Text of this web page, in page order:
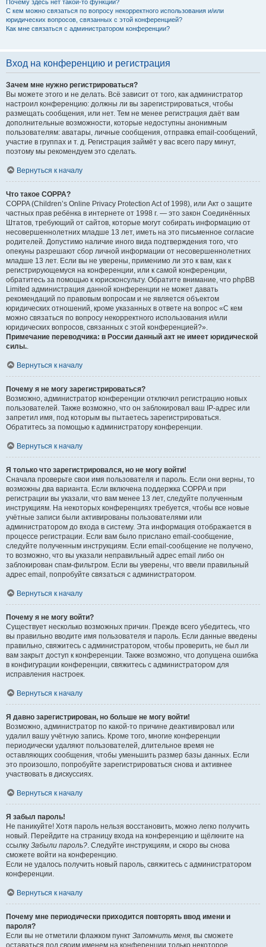
Почему здесь нет такой-то функции?
С кем можно связаться по вопросу некорректного использования и/или
юридических вопросов, связанных с этой конференцией?
Как мне связаться с администратором конференции?
Вход на конференцию и регистрация
Зачем мне нужно регистрироваться?
Вы можете этого и не делать. Всё зависит от того, как администратор
настроил конференцию: должны ли вы зарегистрироваться, чтобы
размещать сообщения, или нет. Тем не менее регистрация даёт вам
дополнительные возможности, которые недоступны анонимным
пользователям: аватары, личные сообщения, отправка email-сообщений,
участие в группах и т. д. Регистрация займёт у вас всего пару минут,
поэтому мы рекомендуем это сделать.
Вернуться к началу
Что такое COPPA?
COPPA (Children’s Online Privacy Protection Act of 1998), или Акт о защите
частных прав ребёнка в интернете от 1998 г. — это закон Соединённых
Штатов, требующий от сайтов, которые могут собирать информацию от
несовершеннолетних младше 13 лет, иметь на это письменное согласие
родителей. Допустимо наличие иного вида подтверждения того, что
опекуны разрешают сбор личной информации от несовершеннолетних
младше 13 лет. Если вы не уверены, применимо ли это к вам, как к
регистрирующемуся на конференции, или к самой конференции,
обратитесь за помощью к юрисконсульту. Обратите внимание, что phpBB
Limited администрация данной конференции не может давать
рекомендаций по правовым вопросам и не является объектом
юридических отношений, кроме указанных в ответе на вопрос «С кем
можно связаться по вопросу некорректного использования и/или
юридических вопросов, связанных с этой конференцией?».
Примечание переводчика: в России данный акт не имеет юридической
силы..
Вернуться к началу
Почему я не могу зарегистрироваться?
Возможно, администратор конференции отключил регистрацию новых
пользователей. Также возможно, что он заблокировал ваш IP-адрес или
запретил имя, под которым вы пытаетесь зарегистрироваться.
Обратитесь за помощью к администратору конференции.
Вернуться к началу
Я только что зарегистрировался, но не могу войти!
Сначала проверьте свои имя пользователя и пароль. Если они верны, то
возможны два варианта. Если включена поддержка COPPA и при
регистрации вы указали, что вам менее 13 лет, следуйте полученным
инструкциям. На некоторых конференциях требуется, чтобы все новые
учётные записи были активированы пользователями или
администратором до входа в систему. Эта информация отображается в
процессе регистрации. Если вам было прислано email-сообщение,
следуйте полученным инструкциям. Если email-сообщение не получено,
то возможно, что вы указали неправильный адрес email либо он
заблокирован спам-фильтром. Если вы уверены, что ввели правильный
адрес email, попробуйте связаться с администратором.
Вернуться к началу
Почему я не могу войти?
Существует несколько возможных причин. Прежде всего убедитесь, что
вы правильно вводите имя пользователя и пароль. Если данные введены
правильно, свяжитесь с администратором, чтобы проверить, не был ли
вам закрыт доступ к конференции. Также возможно, что допущена ошибка
в конфигурации конференции, свяжитесь с администратором для
исправления настроек.
Вернуться к началу
Я давно зарегистрирован, но больше не могу войти!
Возможно, администратор по какой-то причине деактивировал или
удалил вашу учётную запись. Кроме того, многие конференции
периодически удаляют пользователей, длительное время не
оставляющих сообщения, чтобы уменьшить размер базы данных. Если
это произошло, попробуйте зарегистрироваться снова и активнее
участвовать в дискуссиях.
Вернуться к началу
Я забыл пароль!
Не паникуйте! Хотя пароль нельзя восстановить, можно легко получить
новый. Перейдите на страницу входа на конференцию и щёлкните на
ссылку Забыли пароль?. Следуйте инструкциям, и скоро вы снова
сможете войти на конференцию.
Если не удалось получить новый пароль, свяжитесь с администратором
конференции.
Вернуться к началу
Почему мне периодически приходится повторять ввод имени и
пароля?
Если вы не отметили флажком пункт Запомнить меня, вы сможете
оставаться под своим именем на конференции только некоторое